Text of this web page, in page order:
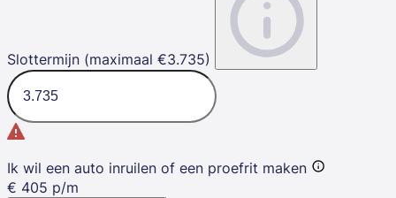
Slottermijn (maximaal €3.735)
Ik wil een auto inruilen of een proefrit maken
€ 405 p/m